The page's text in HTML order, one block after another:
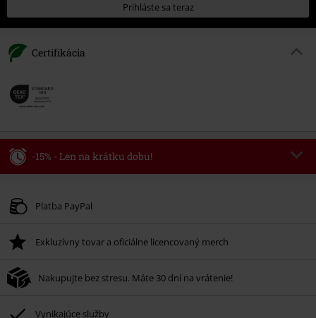
Prihláste sa teraz
Certifikácia
-15% - Len na krátku dobu!
Platné do 8/9/26
Po zadaní kódu v košíku, sa zľava uplatní automaticky.
Nemožno kombinovať s inými akciovými kódmi. Zľava sa nevzťahuje na:
knihy, médiá, vstupenky, Rammstein, (Till) Lindemann, Böhse Onkelz,
ktorých kúpou podporíte nadáciu.
Platba PayPal
Exkluzívny tovar a oficiálne licencovaný merch
Nakupujte bez stresu. Máte 30 dní na vrátenie!
Vynikajúce služby